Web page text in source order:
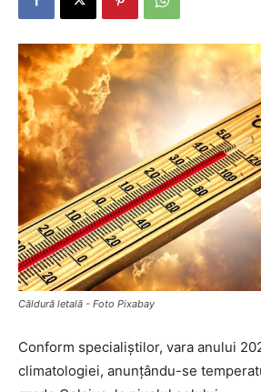
Căldură letală - Foto Pixabay
Conform specialiștilor, vara anului
climatologiei, anunțându-se